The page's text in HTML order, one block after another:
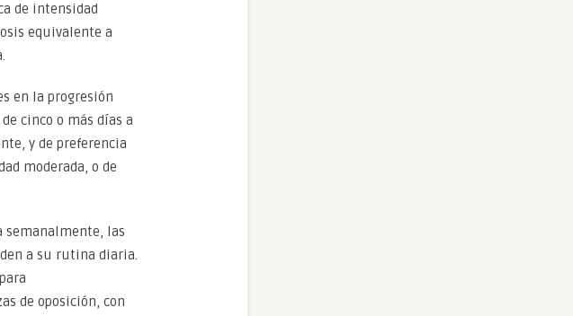
de intensidad
equivalente a
en la progresión
cinco o más días a
y de preferencia
moderada, o de
semanalmente, las
a su rutina diaria.
de oposición, con